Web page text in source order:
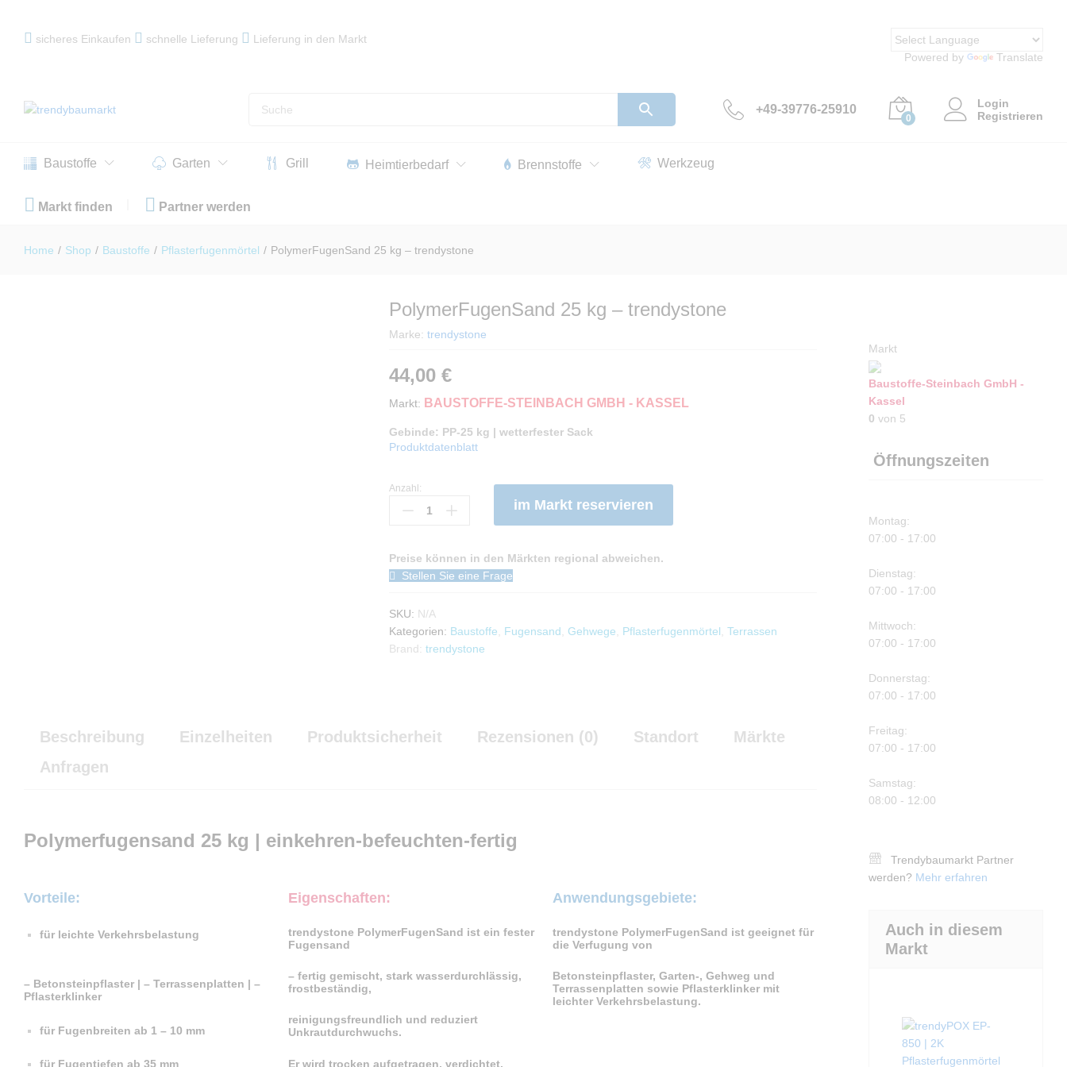
sicheres Einkaufen schnelle Lieferung
Lieferung in den Markt
Powered by
Translate
+49-39776-25910
0
Login
Registrieren
Baustoffe Garten Grill Heimtierbedarf Brennstoffe Werkzeug
Markt finden Partner werden
Home / Shop / Baustoffe / Pflasterfugenmörtel / PolymerFugenSand 25 kg – trendystone
PolymerFugenSand 25 kg – trendystone
Marke: trendystone
44,00 €
Markt: BAUSTOFFE-STEINBACH GMBH - KASSEL
Gebinde: PP-25 kg | wetterfester Sack
Produktdatenblatt
PolymerFugenSand
trendystone
Anzahl
Anzahl:
im Markt reservieren
Preise können in den Märkten regional abweichen.
Stellen Sie eine Frage
SKU: N/A
Kategorien: Baustoffe Fugensand Gehwege Pflasterfugenmörtel Terrassen
Brand: trendystone
Beschreibung Einzelheiten Produktsicherheit Rezensionen (0) Standort
Märkte
Anfragen
Polymerfugensand 25 kg | einkehren-befeuchten-fertig
Vorteile:
für leichte Verkehrsbelastung
– Betonsteinpflaster | – Terrassenplatten | –
Pflasterklinker
für Fugenbreiten ab 1 – 10 mm
für Fugentiefen ab 35 mm
Eigenschaften:
trendystone PolymerFugenSand ist ein fester
Fugensand
– fertig gemischt, stark wasserdurchlässig,
frostbeständig,
reinigungsfreundlich und reduziert
Unkrautdurchwuchs.
Er wird trocken aufgetragen, verdichtet,
Anwendungsgebiete:
trendystone PolymerFugenSand ist geeignet für
die Verfugung von
Betonsteinpflaster, Garten-, Gehweg und
Terrassenplatten sowie Pflasterklinker mit
leichter Verkehrsbelastung.
Markt
Baustoffe-Steinbach GmbH -
Kassel
0 von 5
Öffnungszeiten
Montag:
07:00 - 17:00
Dienstag:
07:00 - 17:00
Mittwoch:
07:00 - 17:00
Donnerstag:
07:00 - 17:00
Freitag:
07:00 - 17:00
Samstag:
08:00 - 12:00
Trendybaumarkt Partner
werden? Mehr erfahren
Auch in diesem
Markt
PolymerFugenSand 25 kg - trendystone